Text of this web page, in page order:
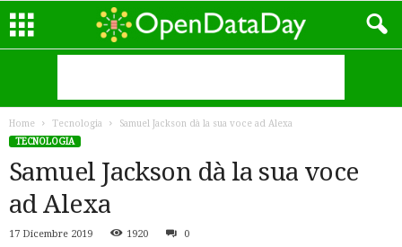
Home Tecnologia
Samuel Jackson dà la sua voce ad Alexa
TECNOLOGIA
Samuel Jackson dà la sua voce
ad Alexa
17 Dicembre 2019 1920 0